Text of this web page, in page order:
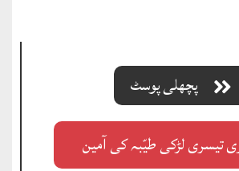
پچھلی پوسٹ